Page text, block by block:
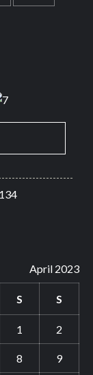
April 2023
S S
1 2
8 9